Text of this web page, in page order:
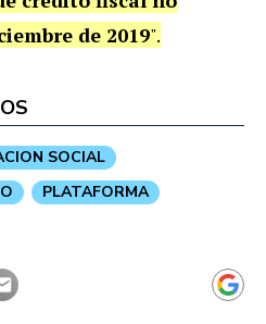
de 2019".
SOCIAL
PLATAFORMA